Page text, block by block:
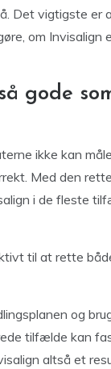
Det vigtigste er
om Invisalign
gode
ikke kan
Med den
i de fleste
til at rette
og
tilfælde kan
altså et